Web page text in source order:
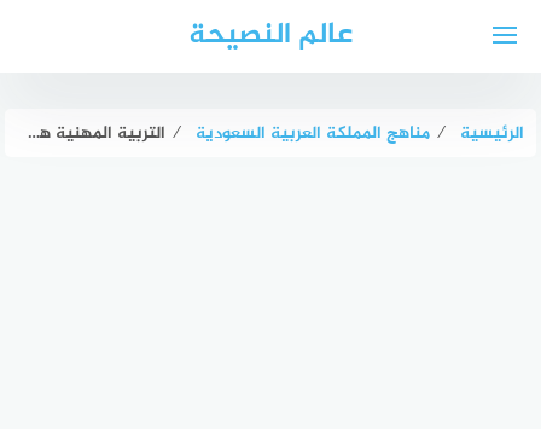
عالم النصيحة
الرئيسية ⁄ مناهج المملكة العربية السعودية ⁄ التربية المهنية هي العملية التي تركز على إعداد الفرد للعمل وتعليمه المهارات المطلوبة. صواب خطأ